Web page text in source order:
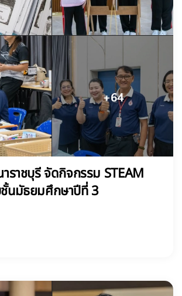
ราชบุรี จัดกิจกรรม STEAM
นมัธยมศึกษาปีที่ 3